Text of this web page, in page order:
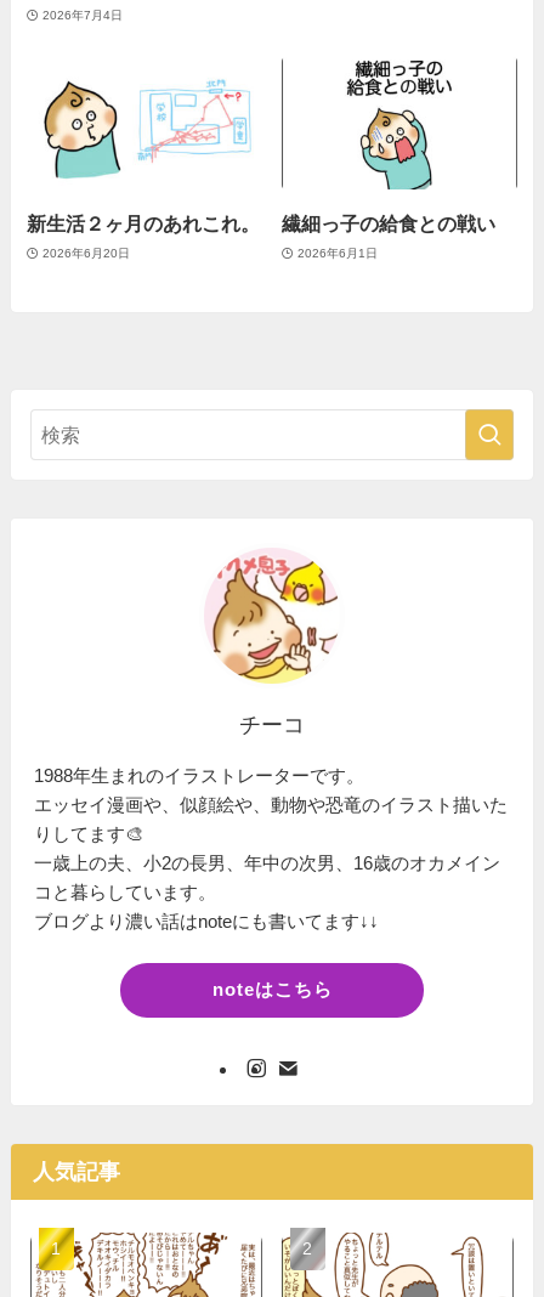
2026年7月4日
新生活２ヶ月のあれこれ。
2026年6月20日
繊細っ子の給食との戦い
2026年6月1日
チーコ
1988年生まれのイラストレーターです。
エッセイ漫画や、似顔絵や、動物や恐竜のイラスト描いた
りしてます🎨
一歳上の夫、小2の長男、年中の次男、16歳のオカメイン
コと暮らしています。
ブログより濃い話はnoteにも書いてます↓↓
noteはこちら
人気記事